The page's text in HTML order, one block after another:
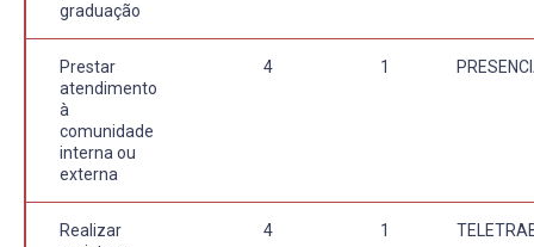
graduação
Prestar
atendimento
à
comunidade
interna ou
externa
4 1
Realizar
4 1